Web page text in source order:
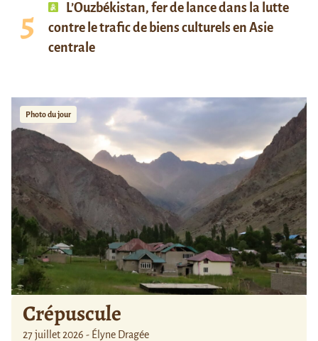
L’Ouzbékistan, fer de lance dans la lutte
contre le trafic de biens culturels en Asie
centrale
Photo du jour
Crépuscule
27 juillet 2026 - Élyne Dragée